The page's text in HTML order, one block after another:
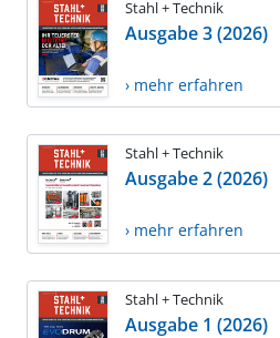
Stahl + Technik
Ausgabe 3 (2026)
› mehr erfahren
Stahl + Technik
Ausgabe 2 (2026)
› mehr erfahren
Stahl + Technik
Ausgabe 1 (2026)